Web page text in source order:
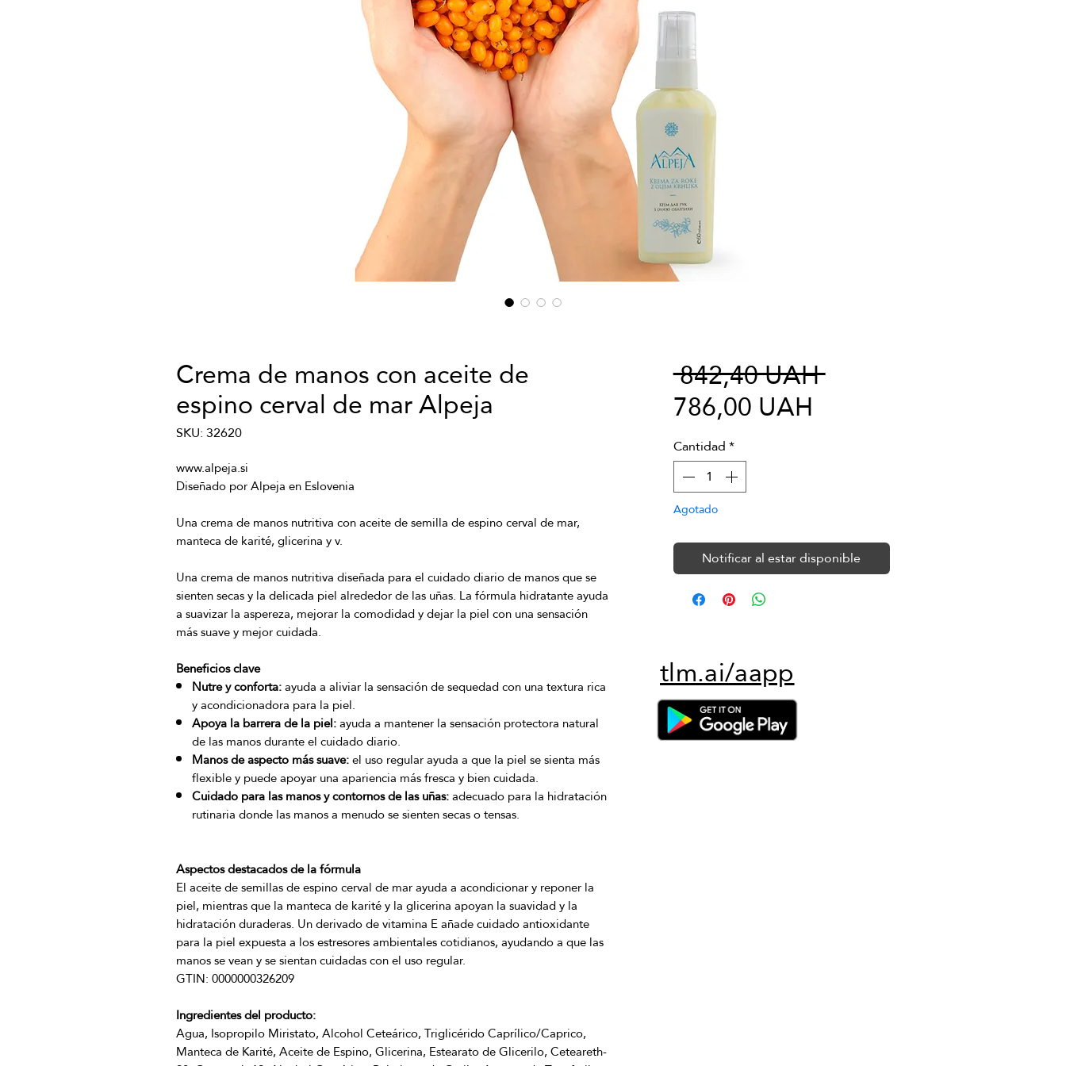
Crema de manos con aceite de
espino cerval de mar Alpeja
SKU: 32620
Una crema de manos nutritiva con aceite de semilla de espino cerval de mar,
Una crema de manos nutritiva diseñada para el cuidado diario de manos que se
sienten secas y la delicada piel alrededor de las uñas. La fórmula hidratante ayuda
a suavizar la aspereza, mejorar la comodidad y dejar la piel con una sensación
Beneficios clave
Nutre y conforta:ayuda a aliviar la sensación de sequedad con una textura rica
y acondicionadora para la piel.
Apoya la barrera de la piel:ayuda a mantener la sensación protectora natural
de las manos durante el cuidado diario.
Manos de aspecto más suave:el uso regular ayuda a que la piel se sienta más
flexible y puede apoyar una apariencia más fresca y bien cuidada.
Cuidado para las manos y contornos de las uñas:adecuado para la hidratación
rutinaria donde las manos a menudo se sienten secas o tensas.
Aspectos destacados de la fórmula
El aceite de semillas de espino cerval de mar ayuda a acondicionar y reponer la
piel, mientras que la manteca de karité y la glicerina apoyan la suavidad y la
hidratación duraderas. Un derivado de vitamina E añade cuidado antioxidante
para la piel expuesta a los estresores ambientales cotidianos, ayudando a que las
Ingredientes del producto:
Agua, Isopropilo Miristato, Alcohol Ceteárico, Triglicérido Caprílico/Caprico,
Manteca de Karité, Aceite de Espino, Glicerina, Estearato de Glicerilo, Ceteareth-
842,40 UAH Precio
786,00 UAH
Cantidad*
Agotado
Notificar al estar disponible
tlm.ai/aapp